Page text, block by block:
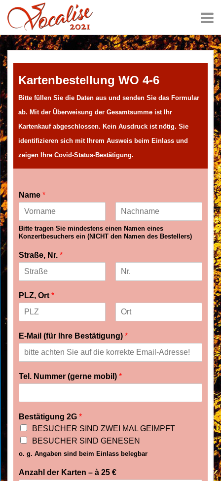
Kartenbestellung WO 4-6
Bitte füllen Sie die Daten aus und senden Sie das Formular
ab. Mit der Überweisung der Gesamtsumme ist Ihr
Kartenkauf abgeschlossen. Kein Ausdruck ist nötig. Sie
identifizieren sich mit Ihrem Ausweis beim Einlass und
zeigen Ihre Covid-Status-Bestätigung.
Name *
V
o
r
a
m
a
c
a
e
Bitte tragen Sie mindestens einen Namen eines
Konzertbesuchers ein (NICHT den Namen des Bestellers)
Straße, Nr. *
o
r
m
e
a
e
PLZ, Ort *
o
r
m
e
a
c
n
a
m
e
E-Mail (für Ihre Bestätigung) *
Tel. Nummer (gerne mobil) *
Bestätigung 2G *
BESUCHER SIND ZWEI MAL GEIMPFT
BESUCHER SIND GENESEN
o. g. Angaben sind beim Einlass belegbar
Anzahl der Karten – à 25 €